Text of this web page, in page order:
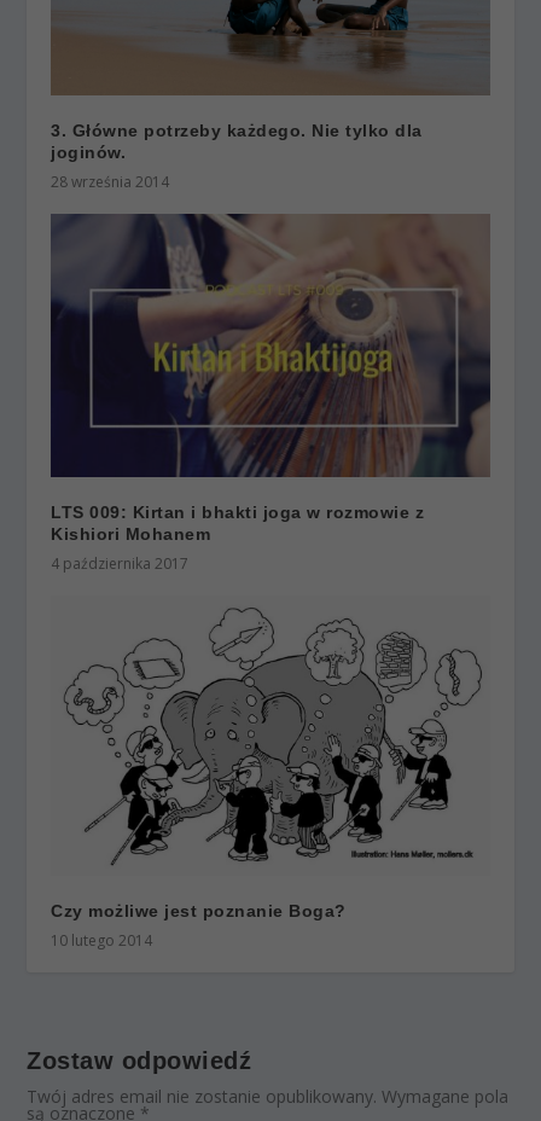
3. Główne potrzeby każdego. Nie tylko dla
joginów.
28 września 2014
LTS 009: Kirtan i bhakti joga w rozmowie z
Kishiori Mohanem
4 października 2017
Czy możliwe jest poznanie Boga?
10 lutego 2014
Zostaw odpowiedź
Twój adres email nie zostanie opublikowany. Wymagane pola
są oznaczone *